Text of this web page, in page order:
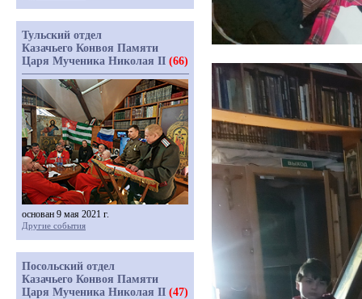
Тульский отдел
Казачьего Конвоя Памяти
Царя Мученика Николая II (66)
основан 9 мая 2021 г.
Другие события
Посольский отдел
Казачьего Конвоя Памяти
Царя Мученика Николая II (47)